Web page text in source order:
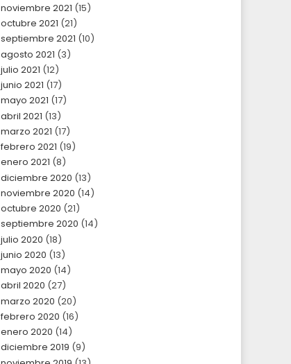
noviembre 2021 (15)
octubre 2021 (21)
septiembre 2021 (10)
agosto 2021 (3)
julio 2021 (12)
junio 2021 (17)
mayo 2021 (17)
abril 2021 (13)
marzo 2021 (17)
febrero 2021 (19)
enero 2021 (8)
diciembre 2020 (13)
noviembre 2020 (14)
octubre 2020 (21)
septiembre 2020 (14)
julio 2020 (18)
junio 2020 (13)
mayo 2020 (14)
abril 2020 (27)
marzo 2020 (20)
febrero 2020 (16)
enero 2020 (14)
diciembre 2019 (9)